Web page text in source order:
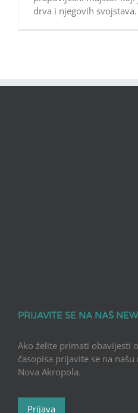
drva i njegovih svojstava.
PRIJAVITE SE NA NAŠ
Ako želite primati obavijesti
časopisa prijavite se na
Nova Akropola.
Prijava